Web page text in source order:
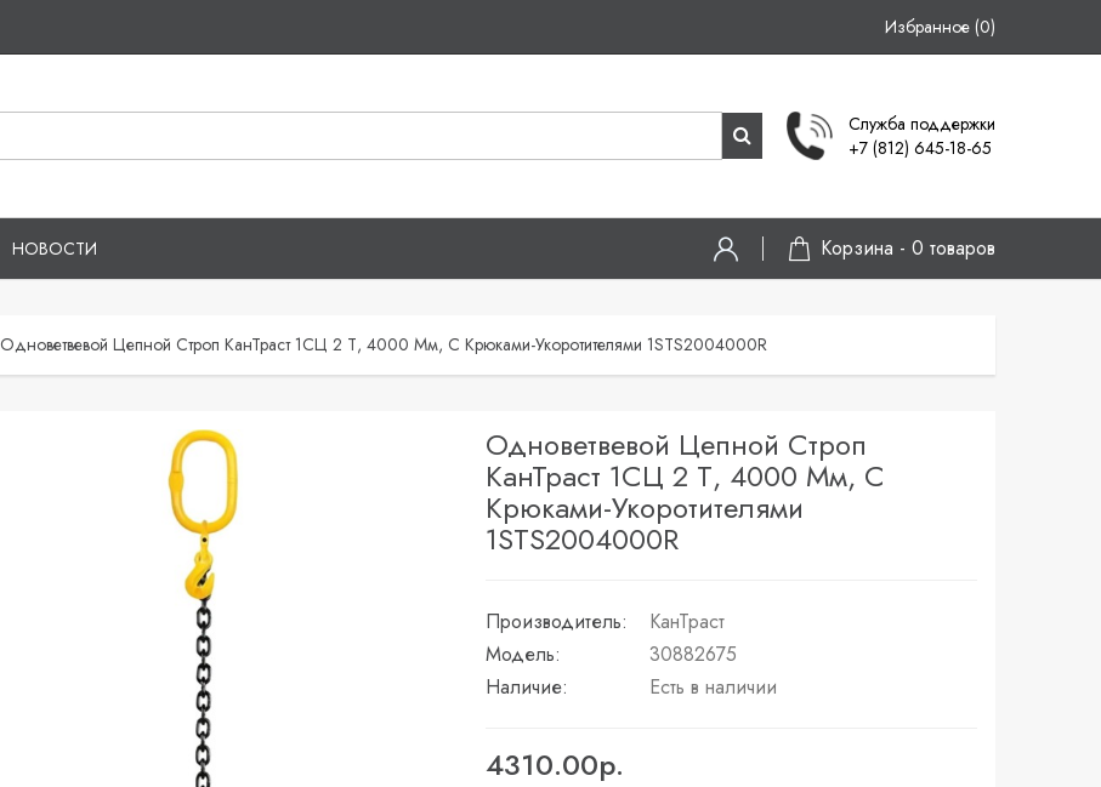
Избранное (0)
Служба поддержки
+7 (812) 645-18-65
НОВОСТИ Корзина - 0 товаров
Одноветвевой Цепной Строп КанТраст 1СЦ 2 Т, 4000 Мм, С Крюками-Укоротителями 1STS2004000R
Одноветвевой Цепной Строп
КанТраст 1СЦ 2 Т, 4000 Мм, С
Крюками-Укоротителями
1STS2004000R
Производитель:
КанТраст
Модель:
30882675
Наличие:
Есть в наличии
4310.00р.